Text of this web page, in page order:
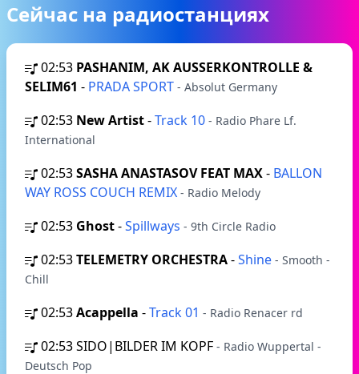
Сейчас на радиостанциях
02:53 PASHANIM, AK AUSSERKONTROLLE &
SELIM61 - PRADA SPORT - Absolut Germany
02:53 New Artist-Track 10 - Radio Phare Lf.
International
02:53SASHA ANASTASOV FEAT MAX- BALLON
WAY ROSS COUCH REMIX - Radio Melody
02:53 Ghost-Spillways - 9th Circle Radio
02:53TELEMETRY ORCHESTRA-Shine - Smooth -
Chill
02:53Acappella -Track 01 - Radio Renacer rd
02:53SIDO|BILDER IM KOPF - Radio Wuppertal -
Deutsch Pop